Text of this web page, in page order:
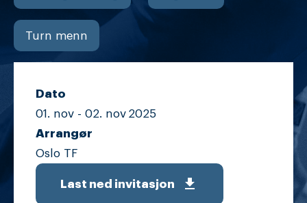
Turn menn
Dato
01. nov - 02. nov 2025
Arrangør
Oslo TF
Last ned invitasjon get_app